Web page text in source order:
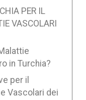
PER IL
VASCOLARI
in Turchia?
per il
Vascolari dei